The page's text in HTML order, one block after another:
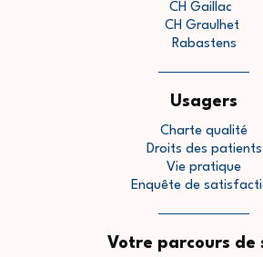
CH Gaillac
CH Graulhet
Rabastens
Usagers
Charte qualité
Droits des patients
Vie pratique
Enquête de
Votre parcours de